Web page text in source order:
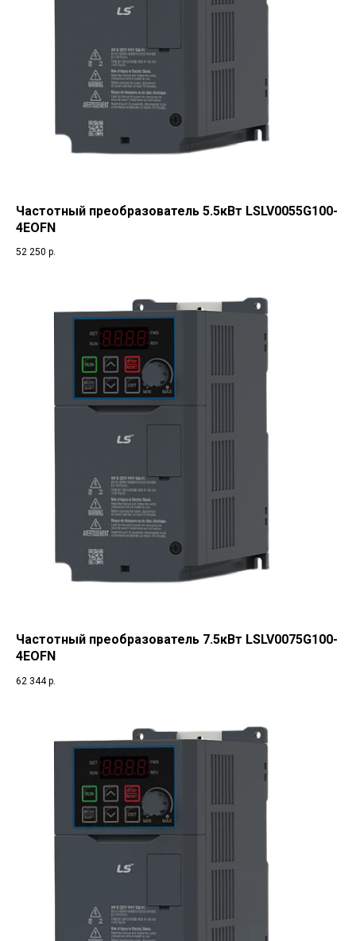
Частотный преобразователь 5.5кВт LSLV0055G100-
4EOFN
52 250 р.
Частотный преобразователь 7.5кВт LSLV0075G100-
4EOFN
62 344 р.